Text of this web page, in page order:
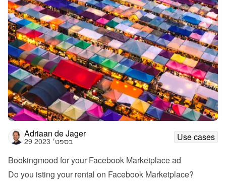
Adriaan de Jager
29 בספט׳ 2023
Use cases
Bookingmood for your Facebook Marketplace ad
Do you isting your rental on Facebook Marketplace?